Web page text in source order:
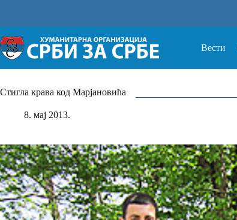
Вести
Стигла крава код Марјановића
8. мај 2013.